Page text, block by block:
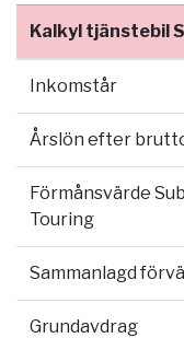
Kalkyl tjänstebil
Inkomstår
Årslön efter
Förmånsvärde
Touring
Sammanlagd
Grundavdrag